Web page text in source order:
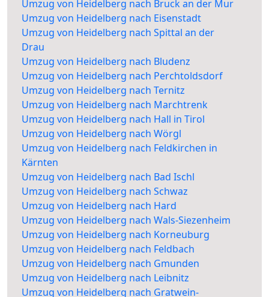
Umzug von Heidelberg nach Bruck an der Mur
Umzug von Heidelberg nach Eisenstadt
Umzug von Heidelberg nach Spittal an der
Drau
Umzug von Heidelberg nach Bludenz
Umzug von Heidelberg nach Perchtoldsdorf
Umzug von Heidelberg nach Ternitz
Umzug von Heidelberg nach Marchtrenk
Umzug von Heidelberg nach Hall in Tirol
Umzug von Heidelberg nach Wörgl
Umzug von Heidelberg nach Feldkirchen in
Kärnten
Umzug von Heidelberg nach Bad Ischl
Umzug von Heidelberg nach Schwaz
Umzug von Heidelberg nach Hard
Umzug von Heidelberg nach Wals-Siezenheim
Umzug von Heidelberg nach Korneuburg
Umzug von Heidelberg nach Feldbach
Umzug von Heidelberg nach Gmunden
Umzug von Heidelberg nach Leibnitz
Umzug von Heidelberg nach Gratwein-